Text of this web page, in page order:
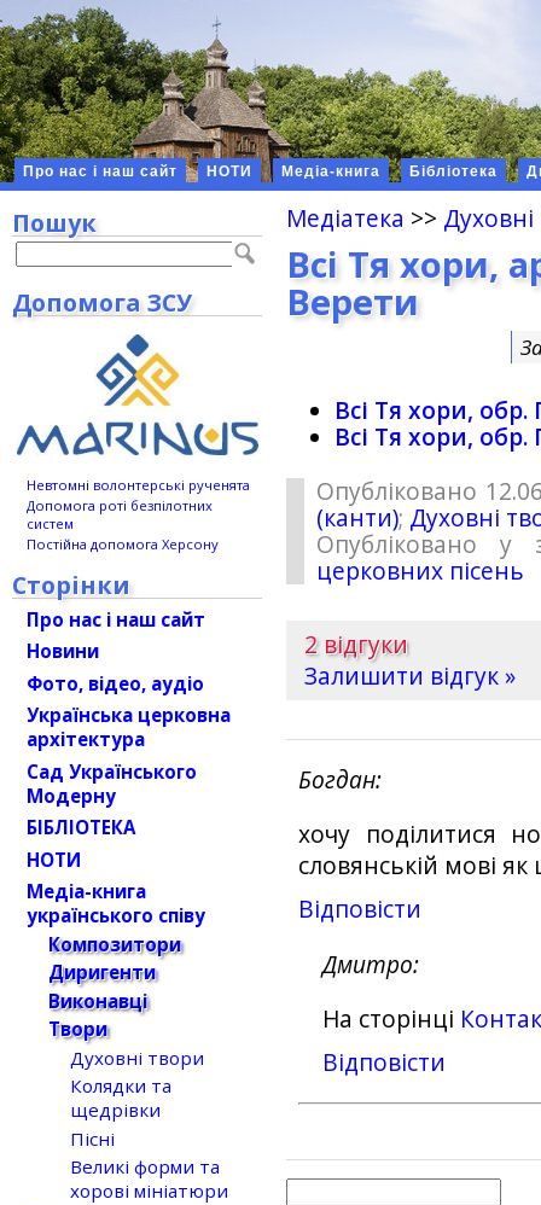
Про нас і наш сайт НОТИ Медіа-книга Бібліотека
Медіатека >>
Всі Тя хори,
Верети
Всі Тя хори, обр.
Всі Тя хори, обр.
Опубліковано
(канти); Духовні
Опубліковано у
церковних пісень
2 відгуки
Залишити відгук »
Богдан
хочу поділитися
словянській мові
Відповіcти
Дмитро
На сторінці
Відповіcти
Пошук
Допомога ЗСУ
Невтомні волонтерські рученята
Допомога роті безпілотних
систем
Постійна допомога Херсону
Сторінки
Про нас і наш сайт
Новини
Фото, відео, аудіо
Українська церковна
архітектура
Сад Українського
Модерну
БІБЛІОТЕКА
НОТИ
Медіа-книга
українського співу
Композитори
Диригенти
Виконавці
Твори
Духовні твори
Колядки та
щедрівки
Пісні
Великі форми та
хорові мініатюри